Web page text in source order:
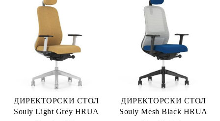
ДИРЕКТОРСКИ СТОЛ
Souly Light Grey HRUA
ДИРЕКТОРСКИ СТОЛ
Souly Mesh Black HRUA